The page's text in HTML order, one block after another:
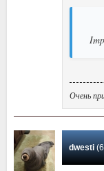
Очень
dwesti(6